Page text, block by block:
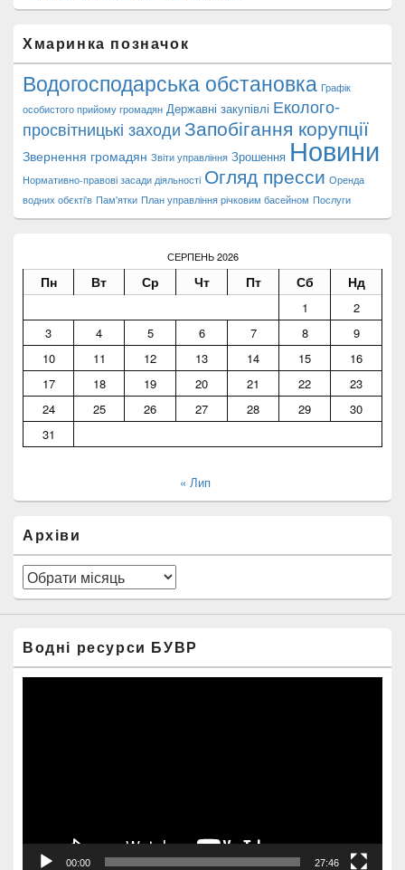
Хмаринка позначок
Водогосподарська обстановка Графік
особистого прийому громадян Державні закупівлі Еколого-
просвітницькі заходи Запобігання корупції
Звернення громадян Звіти управління Зрошення Новини
Нормативно-правові засади діяльності Огляд пресси Оренда
водних обєкті'в Пам'ятки План управління річковим басейном Послуги
СЕРПЕНЬ 2026
Пн Вт Ср Чт Пт Сб Нд
1
2
3
4 5 6 7 8
9
10
11 12 13 14 15
16
17
18 19 20 21 22
23
24
25 26 27 28 29
30
31
« Лип
Архіви
Архіви
Водні ресурси БУВР
00:00 27:46